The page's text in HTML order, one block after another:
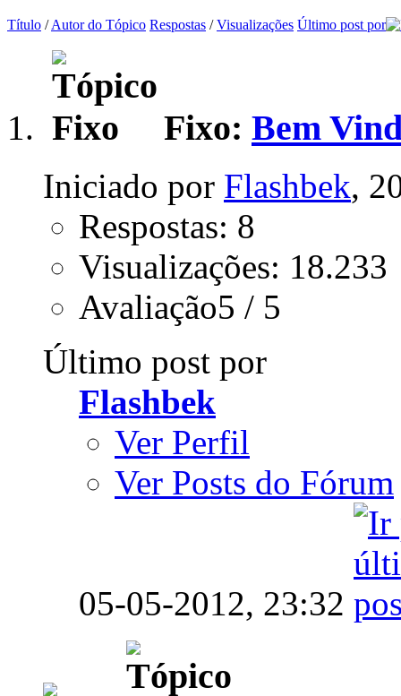
Título /Autor do Tópico Respostas /Visualizações Último post por
Fixo: Bem
Iniciado por Flashbek,
Respostas: 8
Visualizações: 18.233
Avaliação5 / 5
Último post por
Flashbek
Ver Perfil
Ver Posts do Fórum
05-05-2012, 23:32